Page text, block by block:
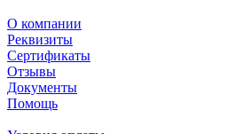
О компании
Реквизиты
Сертификаты
Отзывы
Документы
Помощь